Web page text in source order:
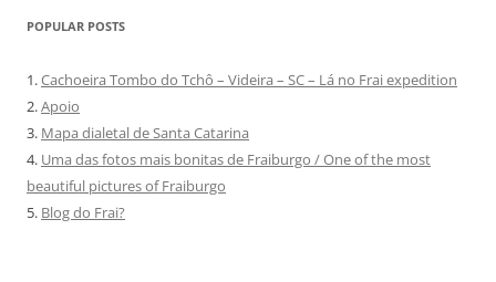
POPULAR POSTS
1.Cachoeira Tombo do Tchô – Videira – SC – Lá no Frai expedition
2.Apoio
3. Mapa dialetal de Santa Catarina
4. Uma das fotos mais bonitas de Fraiburgo / One of the most
beautiful pictures of Fraiburgo
5. Blog do Frai?